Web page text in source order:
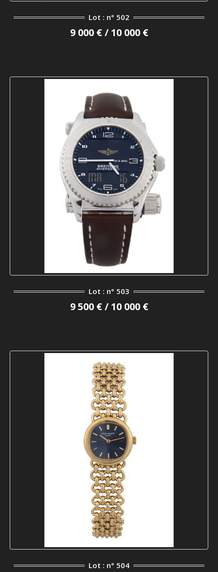
Lot : n° 502
9 000 € / 10 000 €
Lot : n° 503
9 500 € / 10 000 €
Lot : n° 504